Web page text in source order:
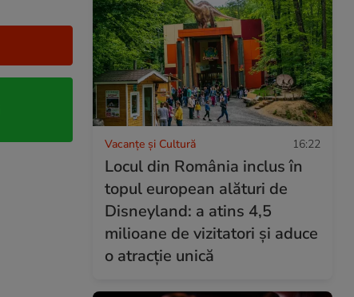
Vacanțe și Cultură 16:22
Locul din România inclus în
topul european alături de
Disneyland: a atins 4,5
milioane de vizitatori și aduce
o atracție unică